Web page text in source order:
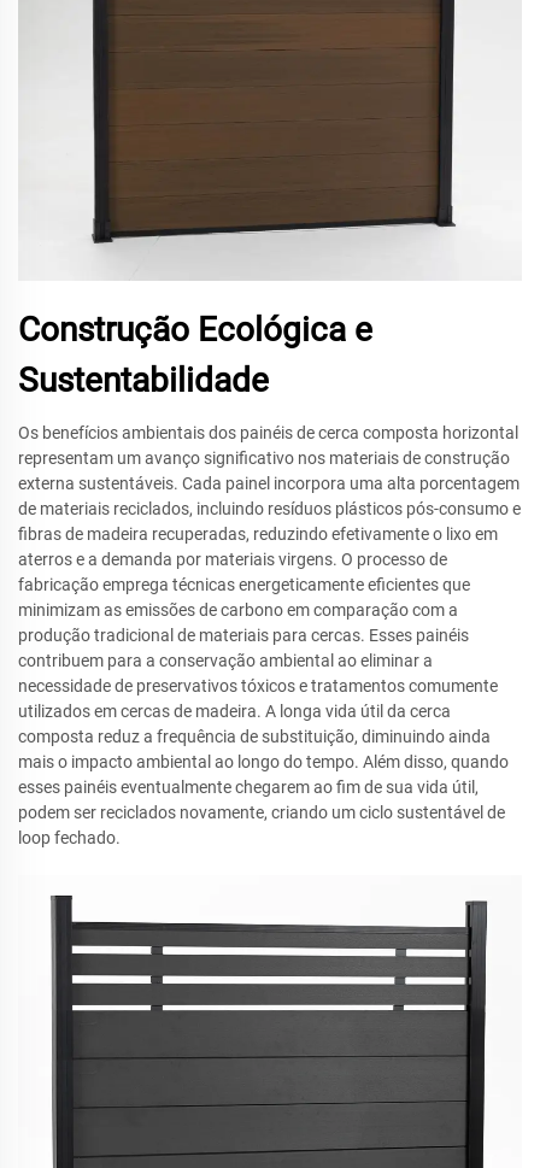
Construção Ecológica e
Sustentabilidade
Os benefícios ambientais dos painéis de cerca composta horizontal
representam um avanço significativo nos materiais de construção
externa sustentáveis. Cada painel incorpora uma alta porcentagem
de materiais reciclados, incluindo resíduos plásticos pós-consumo e
fibras de madeira recuperadas, reduzindo efetivamente o lixo em
aterros e a demanda por materiais virgens. O processo de
fabricação emprega técnicas energeticamente eficientes que
minimizam as emissões de carbono em comparação com a
produção tradicional de materiais para cercas. Esses painéis
contribuem para a conservação ambiental ao eliminar a
necessidade de preservativos tóxicos e tratamentos comumente
utilizados em cercas de madeira. A longa vida útil da cerca
composta reduz a frequência de substituição, diminuindo ainda
mais o impacto ambiental ao longo do tempo. Além disso, quando
esses painéis eventualmente chegarem ao fim de sua vida útil,
podem ser reciclados novamente, criando um ciclo sustentável de
loop fechado.